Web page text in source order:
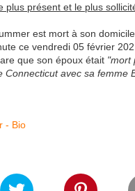
plus présent et le plus
est mort à son
ce vendredi 05 février
que son époux était "mort
Connecticut avec sa femme
- Bio